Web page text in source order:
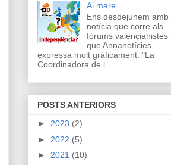
Ai mare
Ens desdejunem amb
notícia que corre als
fòrums valencianistes
que Annanotícies
expressa molt gràficament: "La
Coordinadora de l...
POSTS ANTERIORS
► 2023 (2)
► 2022 (5)
► 2021 (10)